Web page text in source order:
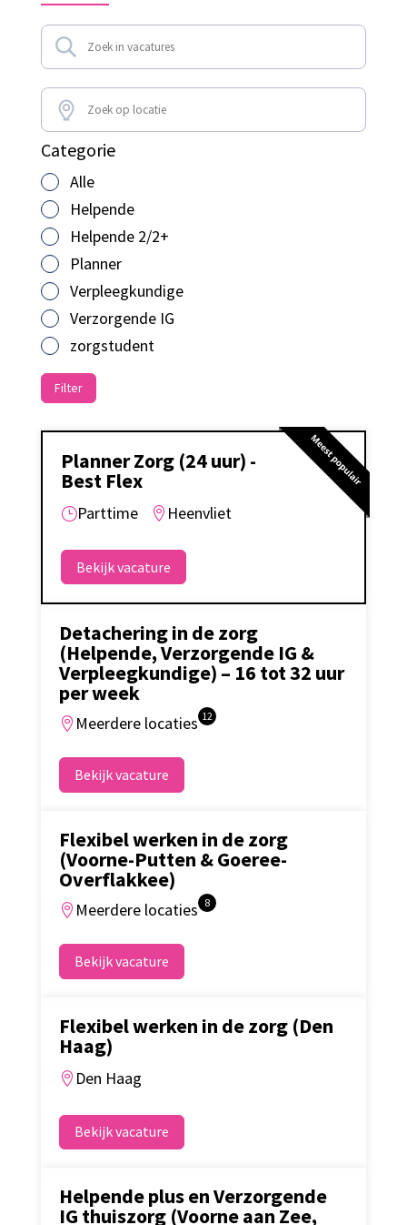
Categorie
Alle
Helpende
Helpende 2/2+
Planner
Verpleegkundige
Verzorgende IG
zorgstudent
Filter
Planner Zorg (24 uur) -
Best Flex
}Parttime  Heenvliet
Bekijk vacature
Detachering in de zorg
(Helpende, Verzorgende IG &
Verpleegkundige) – 16 tot 32 uur
per week
 Meerdere locaties 12
Bekijk vacature
Flexibel werken in de zorg
(Voorne-Putten & Goeree-
Overflakkee)
 Meerdere locaties 8
Bekijk vacature
Flexibel werken in de zorg (Den
Haag)
 Den Haag
Bekijk vacature
Helpende plus en Verzorgende
IG thuiszorg (Voorne aan Zee,